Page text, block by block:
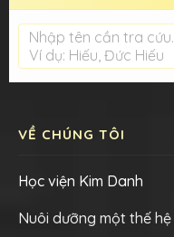
Nhập tên cần tra cứu.
Ví dụ: Hiếu, Đức Hiếu
VỀ CHÚNG TÔI
Học viện Kim Danh
Nuôi dưỡng một thế hệ